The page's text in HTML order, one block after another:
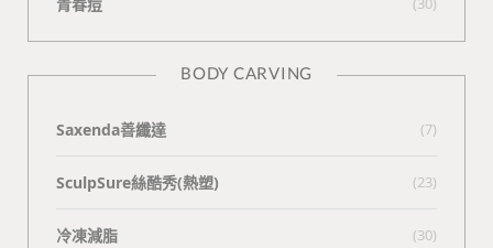
BODY CARVING
Saxenda善纖達 (7)
SculpSure絲酷秀(熱塑) (23)
冷凍減脂 (30)